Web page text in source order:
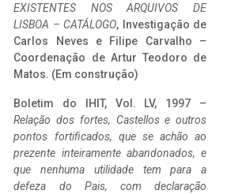
EXISTENTES NOS ARQUIVOS DE
LISBOA – CATÁLOGO, Investigação de
Carlos Neves e Filipe Carvalho –
Coordenação de Artur Teodoro de
Matos. (Em construção)
Boletim do IHIT, Vol. LV, 1997 –
Relação dos fortes, Castellos e outros
pontos fortificados, que se achão ao
prezente inteiramente abandonados, e
que nenhuma utilidade tem para a
defeza do Pais, com declaração